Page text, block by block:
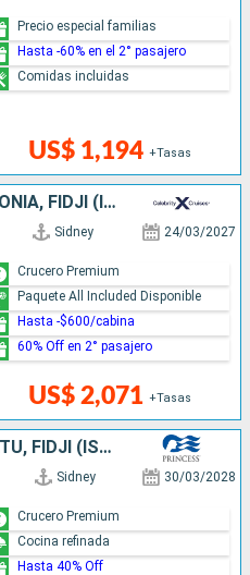
US$ 1,194 +Tasas
Precio especial familias
Hasta -60% en el 2° pasajero
Comidas incluidas
AUSTRALIA, NUEVA CALEDONIA, FIDJI (ISLAS), VANUATU
Sidney 24/03/2027
US$ 2,071 +Tasas
Crucero Premium
Paquete All Included Disponible
Hasta -$600/cabina
60% Off en 2° pasajero
NUEVA CALEDONIA, VANUATU, FIDJI (ISLAS), AUSTRALIA
Sidney 30/03/2028
Crucero Premium
Cocina refinada
Hasta 40% Off